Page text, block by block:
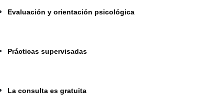
Evaluación y orientación psicológica
Prácticas supervisadas
La consulta es gratuita